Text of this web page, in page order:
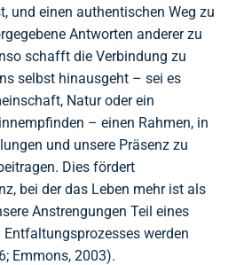
und einen authentischen Weg zu
Antworten anderer zu
schafft die Verbindung zu
selbst hinausgeht – sei es
Natur oder ein
– einen Rahmen, in
und unsere Präsenz zu
Dies fördert
bei der das Leben mehr ist als
Anstrengungen Teil eines
werden
Emmons, 2003).